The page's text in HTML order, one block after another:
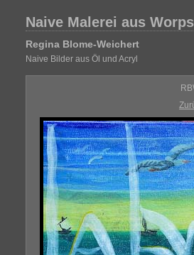
Naive Malerei aus
Regina Blome-Weichert
Naive Bilder aus Öl und Acryl